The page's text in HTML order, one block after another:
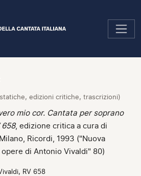
edizioni critiche, trascrizioni)
mio cor. Cantata per soprano
658, edizione critica a cura di
Ricordi, 1993 ("Nuova
di Antonio Vivaldi" 80)
RV 658